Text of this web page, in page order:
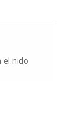
el nido